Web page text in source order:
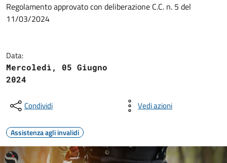
Regolamento approvato con deliberazione C.C. n. 5 del
11/03/2024
Data:
Mercoledì, 05 Giugno
2024
Condividi Vedi azioni
Assistenza agli invalidi